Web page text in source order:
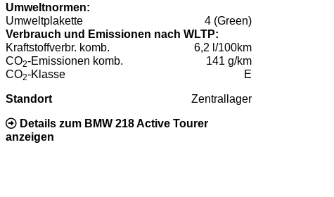
Umweltnormen:
Umweltplakette
4 (Green)
Verbrauch und Emissionen nach WLTP:
Kraftstoffverbr. komb.
6,2 l/100km
CO2-Emissionen komb.
141 g/km
CO2-Klasse E
Standort Zentrallager
Details zum BMW 218 Active Tourer
anzeigen